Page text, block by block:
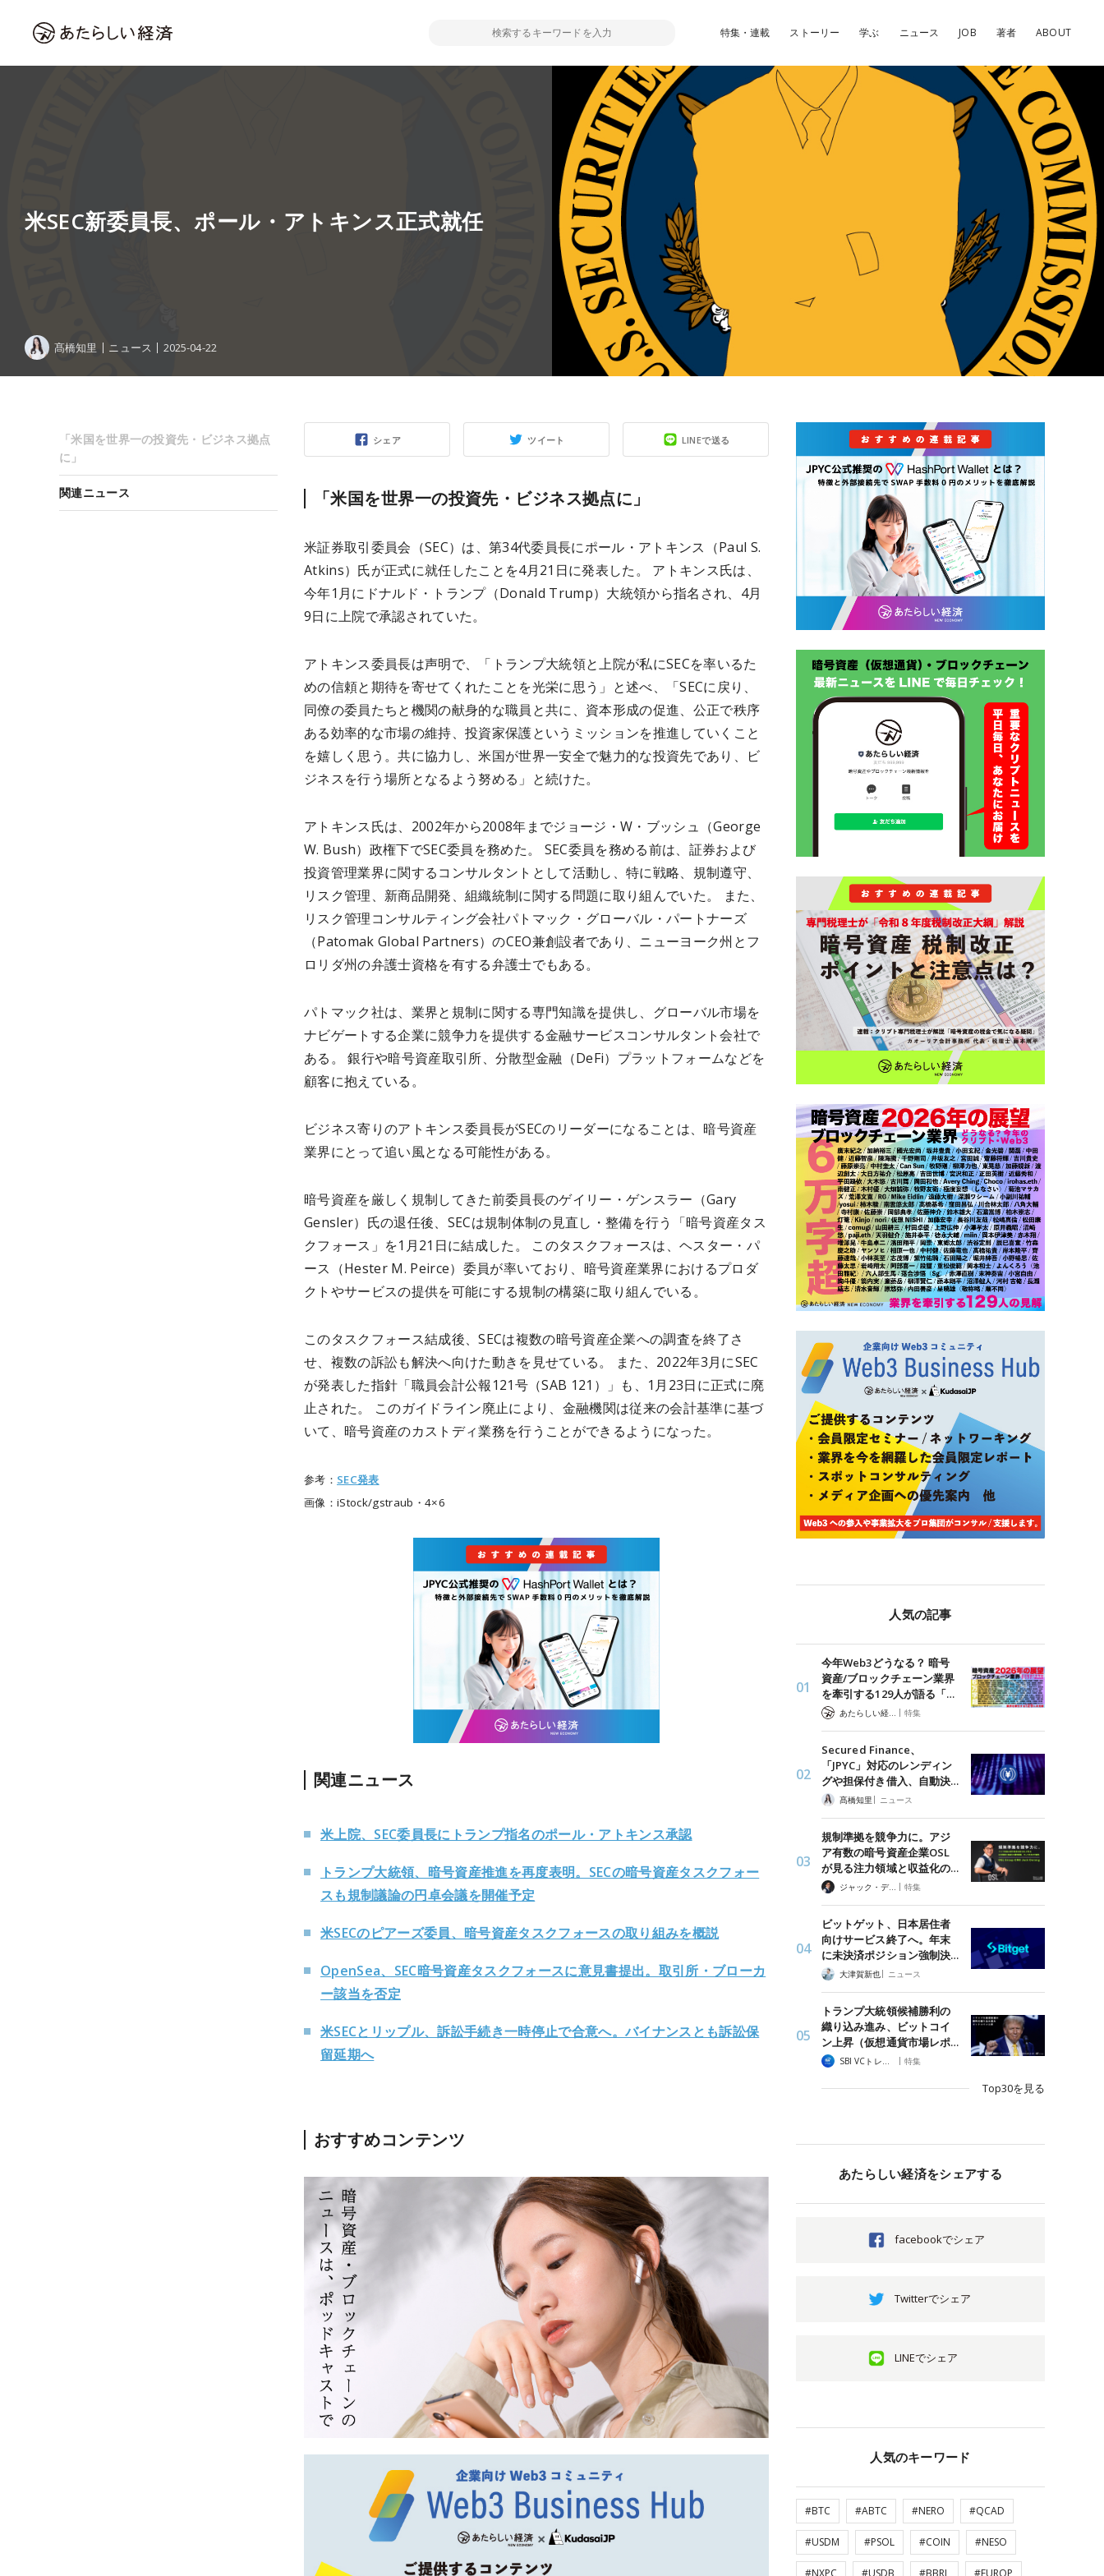
特集・連載 ストーリー 学ぶ ニュース JOB 著者 ABOUT
米SEC新委員長、ポール・アトキンス正式就任
髙橋知里 ニュース 2025-04-22
シェア ツイート LINEで送る
「米国を世界一の投資先・ビジネス拠点に」
米証券取引委員会（SEC）は、第34代委員長にポール・アトキンス（Paul S.
Atkins）氏が正式に就任したことを4月21日に発表した。 アトキンス氏は、
今年1月にドナルド・トランプ（Donald Trump）大統領から指名され、4月
9日に上院で承認されていた。
アトキンス委員長は声明で、「トランプ大統領と上院が私にSECを率いるた
めの信頼と期待を寄せてくれたことを光栄に思う」と述べ、「SECに戻り、
同僚の委員たちと機関の献身的な職員と共に、資本形成の促進、公正で秩序
ある効率的な市場の維持、投資家保護というミッションを推進していくこと
を嬉しく思う。共に協力し、米国が世界一安全で魅力的な投資先であり、ビ
ジネスを行う場所となるよう努める」と続けた。
アトキンス氏は、2002年から2008年までジョージ・W・ブッシュ（George
W. Bush）政権下でSEC委員を務めた。 SEC委員を務める前は、証券および
投資管理業界に関するコンサルタントとして活動し、特に戦略、規制遵守、
リスク管理、新商品開発、組織統制に関する問題に取り組んでいた。 また、
リスク管理コンサルティング会社パトマック・グローバル・パートナーズ
（Patomak Global Partners）のCEO兼創設者であり、ニューヨーク州とフ
ロリダ州の弁護士資格を有する弁護士でもある。 ​
パトマック社は、業界と規制に関する専門知識を提供し、グローバル市場を
ナビゲートする企業に競争力を提供する金融サービスコンサルタント会社で
ある。 銀行や暗号資産取引所、分散型金融（DeFi）プラットフォームなどを
顧客に抱えている。
ビジネス寄りのアトキンス委員長がSECのリーダーになることは、暗号資産
業界にとって追い風となる可能性がある。​
暗号資産を厳しく規制してきた前委員長のゲイリー・ゲンスラー（Gary
Gensler）氏の退任後、SECは規制体制の見直し・整備を行う「暗号資産タス
クフォース」を1月21日に結成した。 このタスクフォースは、ヘスター・パ
ース（Hester M. Peirce）委員が率いており、暗号資産業界におけるプロダ
クトやサービスの提供を可能にする規制の構築に取り組んでいる。 ​
このタスクフォース結成後、SECは複数の暗号資産企業への調査を終了さ
せ、複数の訴訟も解決へ向けた動きを見せている。 また、2022年3月にSEC
が発表した指針「職員会計公報121号（SAB 121）」も、1月23日に正式に廃
止された。 このガイドライン廃止により、金融機関は従来の会計基準に基づ
いて、暗号資産のカストディ業務を行うことができるようになった。 ​
参考： SEC発表
画像：iStock/gstraub・4×6
関連ニュース
米上院、SEC委員長にトランプ指名のポール・アトキンス承認
トランプ大統領、暗号資産推進を再度表明。SECの暗号資産タスクフォー
スも規制議論の円卓会議を開催予定
米SECのピアーズ委員、暗号資産タスクフォースの取り組みを概説
OpenSea、SEC暗号資産タスクフォースに意見書提出。取引所・ブローカ
ー該当を否定
米SECとリップル、訴訟手続き一時停止で合意へ。バイナンスとも訴訟保
留延期へ
おすすめコンテンツ
「米国を世界一の投資先・ビジネス拠点
に」
関連ニュース
人気の記事
今年Web3どうなる？ 暗号
資産/ブロックチェーン業界
を牽引する129人が語る「…
| 特集
Secured Finance、
「JPYC」対応のレンディン
グや担保付き借入、自動決…
髙橋知里 | ニュース
規制準拠を競争力に。アジ
ア有数の暗号資産企業OSL
が見る注力領域と収益化の…
ジャック・デロン（Jack Derong） | 特集
ビットゲット、日本居住者
向けサービス終了へ。年末
に未決済ポジション強制決…
大津賀新也| ニュース
トランプ大統領候補勝利の
織り込み進み、ビットコイ
ン上昇（仮想通貨市場レポ…
| 特集
Top30を見る
あたらしい経済をシェアする
facebookでシェア
Twitterでシェア
LINEでシェア
人気のキーワード
#BTC #ABTC #NERO #QCAD
#USDM #PSOL #COIN #NESO
#NXPC #USDB #BBRL #EUROP